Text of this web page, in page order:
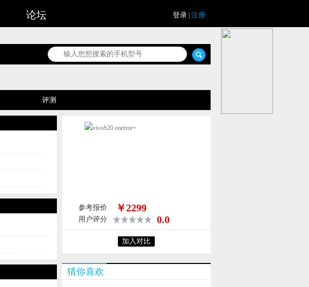
登录 注册
论坛
评测
参考报价 ￥2299
用户评分 0.0
加入对比
猜你喜欢